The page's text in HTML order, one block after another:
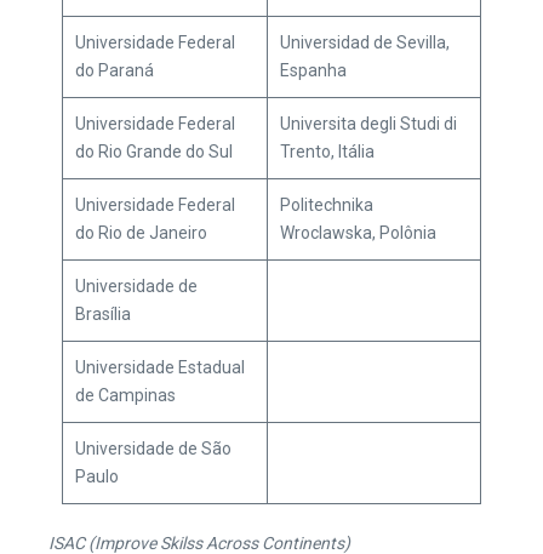
Universidade Federal
do Paraná
Universidad de Sevilla,
Espanha
Universidade Federal
do Rio Grande do Sul
Universita degli Studi di
Trento, Itália
Universidade Federal
do Rio de Janeiro
Politechnika
Wroclawska, Polônia
Universidade de
Brasília
Universidade Estadual
de Campinas
Universidade de São
Paulo
ISAC (Improve Skilss Across Continents)